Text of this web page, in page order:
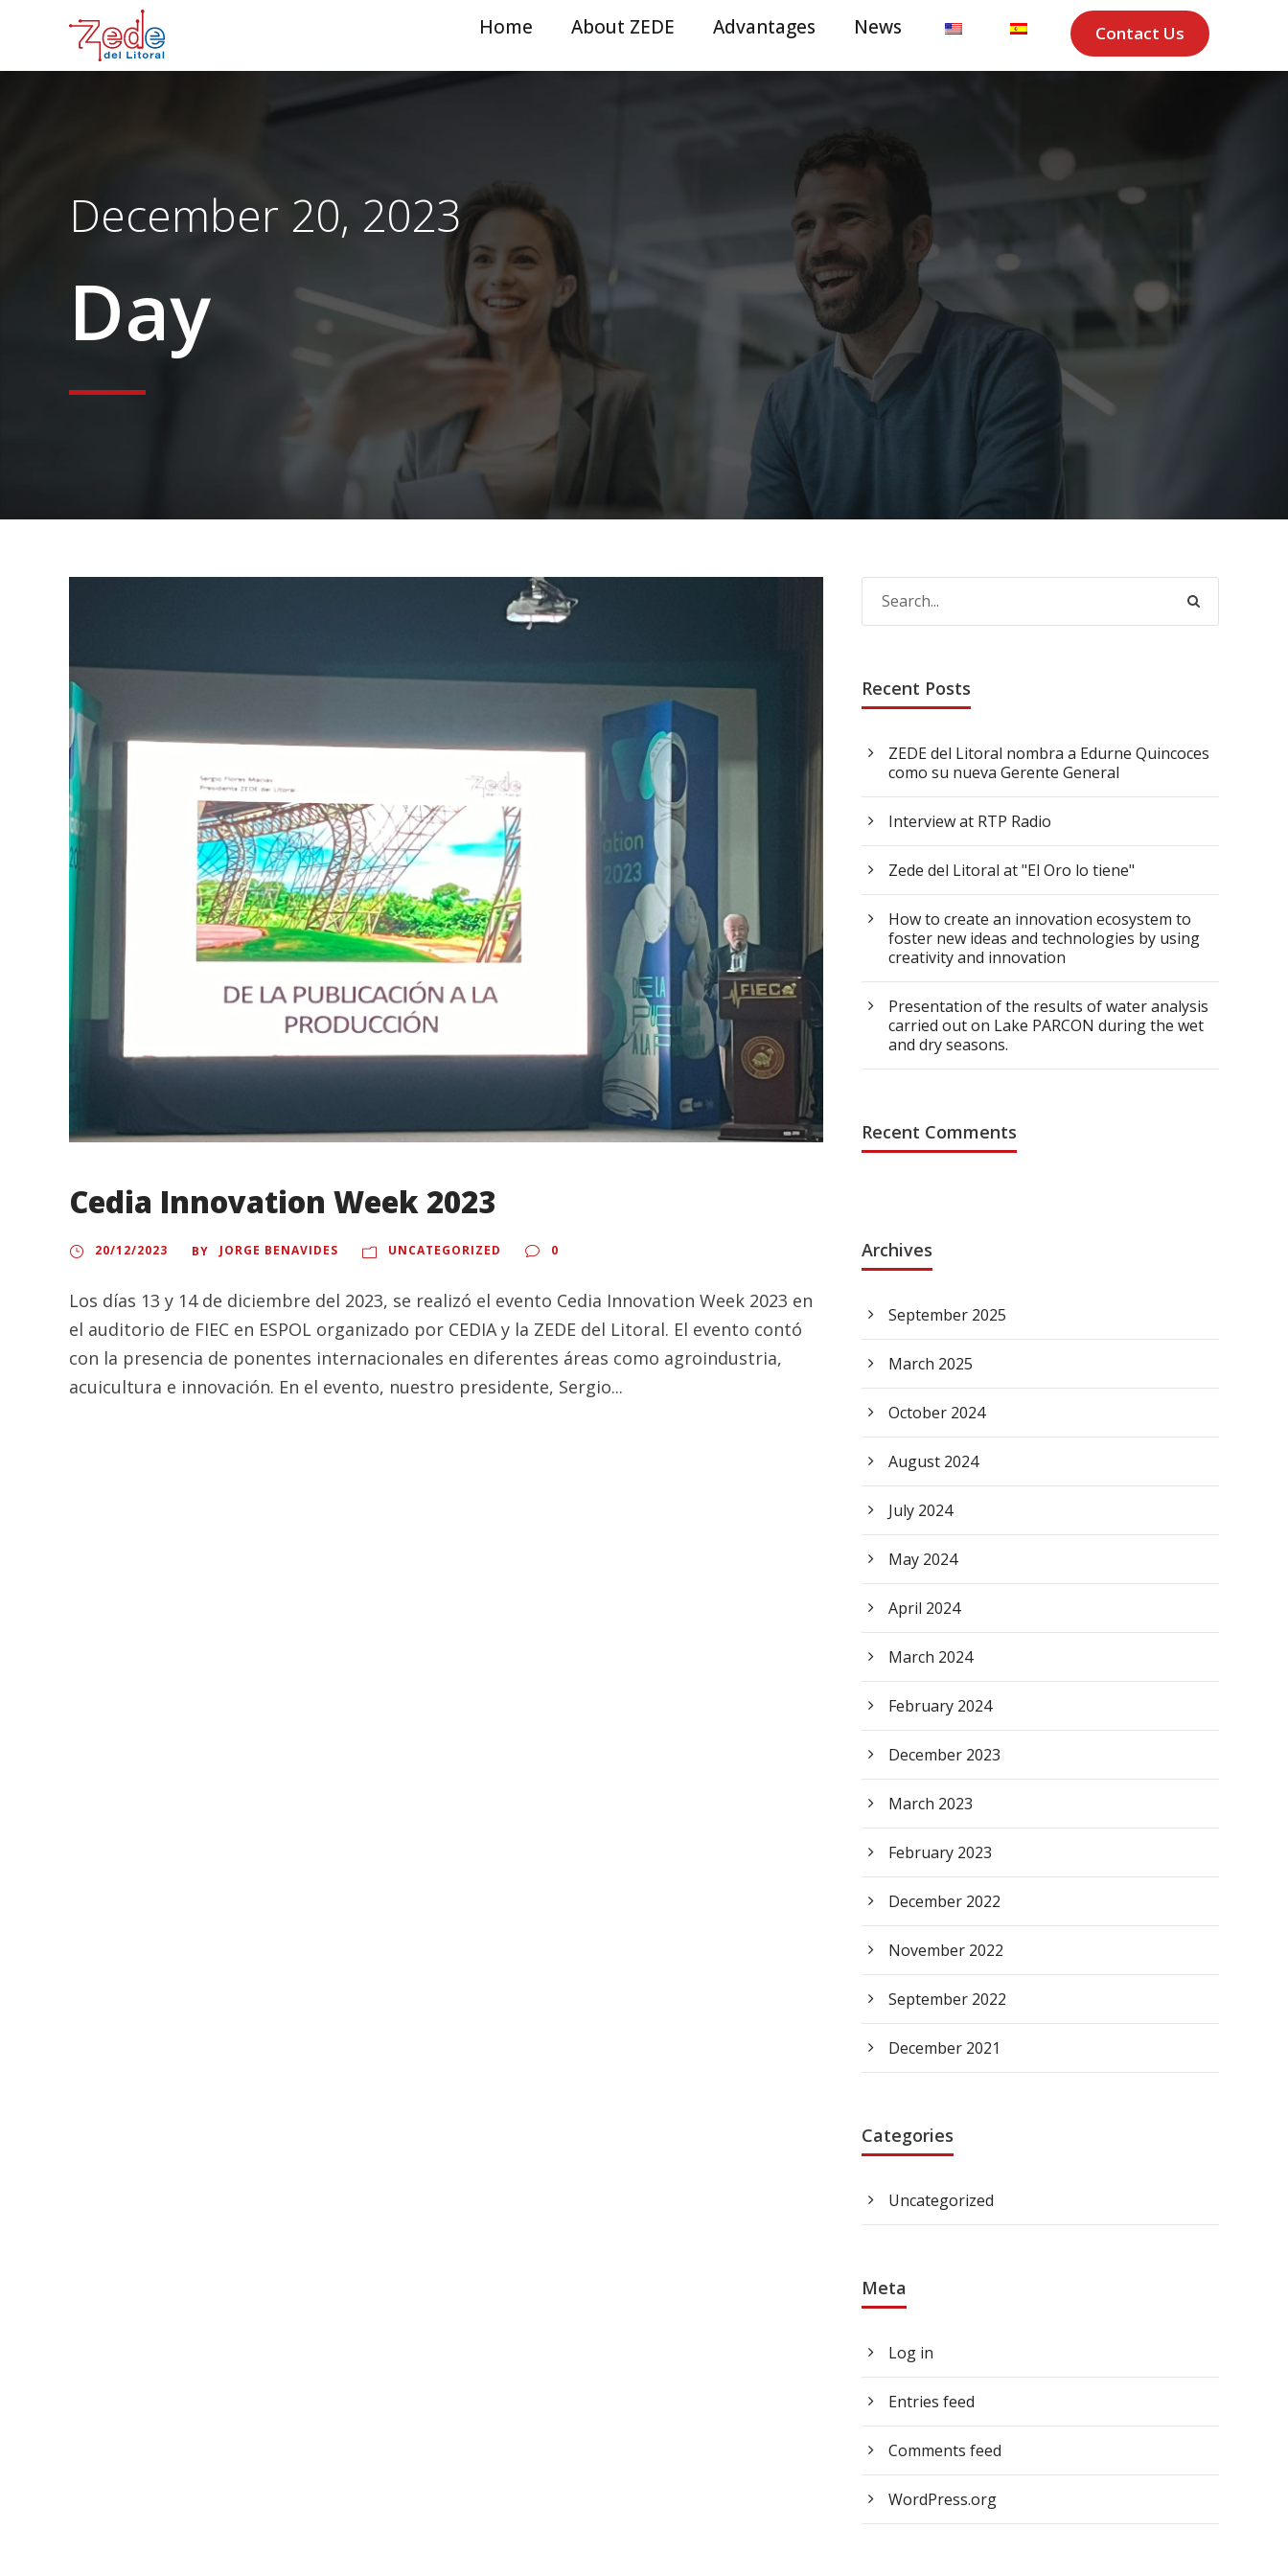
Home About ZEDE Advantages News Contact Us
December 20, 2023
Day
Cedia Innovation Week 2023
20/12/2023 BY JORGE BENAVIDES UNCATEGORIZED 0
Los días 13 y 14 de diciembre del 2023, se realizó el evento Cedia Innovation Week 2023 en
el auditorio de FIEC en ESPOL organizado por CEDIA y la ZEDE del Litoral. El evento contó
con la presencia de ponentes internacionales en diferentes áreas como agroindustria,
acuicultura e innovación. En el evento, nuestro presidente, Sergio...
Recent Posts
ZEDE del Litoral nombra a Edurne Quincoces
como su nueva Gerente General
Interview at RTP Radio
Zede del Litoral at "El Oro lo tiene"
How to create an innovation ecosystem to
foster new ideas and technologies by using
creativity and innovation
Presentation of the results of water analysis
carried out on Lake PARCON during the wet
and dry seasons.
Recent Comments
Archives
September 2025
March 2025
October 2024
August 2024
July 2024
May 2024
April 2024
March 2024
February 2024
December 2023
March 2023
February 2023
December 2022
November 2022
September 2022
December 2021
Categories
Uncategorized
Meta
Log in
Entries feed
Comments feed
WordPress.org